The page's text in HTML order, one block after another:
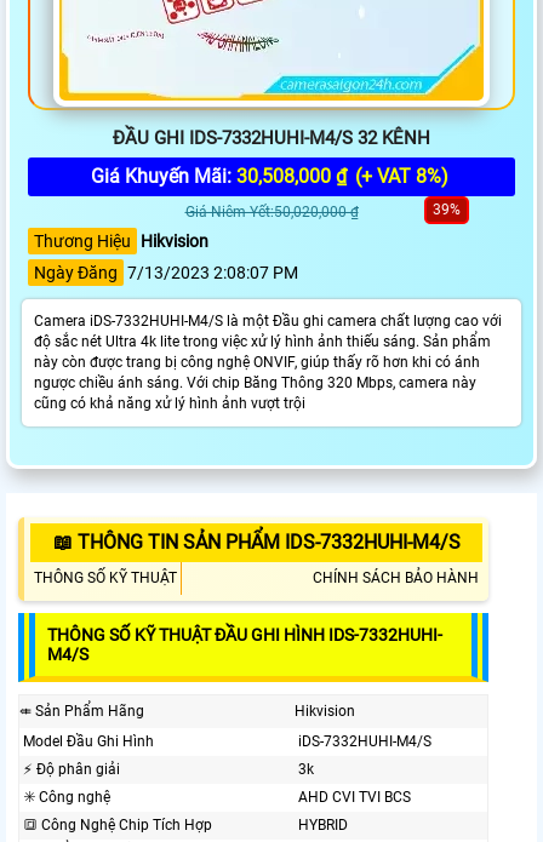
ĐẦU GHI IDS-7332HUHI-M4/S 32 KÊNH
Giá Khuyến Mãi: 30,508,000 ₫ (+ VAT 8%)
Giá Niêm Yết:50,020,000 ₫ 39%
Thương Hiệu
Hikvision
Ngày Đăng 7/13/2023 2:08:07 PM
Camera iDS-7332HUHI-M4/S là một Đầu ghi camera chất lượng cao với
độ sắc nét Ultra 4k lite trong việc xử lý hình ảnh thiếu sáng. Sản phẩm
này còn được trang bị công nghệ ONVIF, giúp thấy rõ hơn khi có ánh
ngược chiều ánh sáng. Với chip Băng Thông 320 Mbps, camera này
cũng có khả năng xử lý hình ảnh vượt trội
📖 THÔNG TIN SẢN PHẨM IDS-7332HUHI-M4/S
THÔNG SỐ KỸ THUẬT CHÍNH SÁCH BẢO HÀNH
THÔNG SỐ KỸ THUẬT ĐẦU GHI HÌNH IDS-7332HUHI-
M4/S
⤂ Sản Phẩm Hãng
Hikvision
Model Đầu Ghi Hình
iDS-7332HUHI-M4/S
️⚡ Độ phân giải
3k
✳️ Công nghệ
AHD CVI TVI BCS
🔳 Công Nghệ Chip Tích Hợp
HYBRID